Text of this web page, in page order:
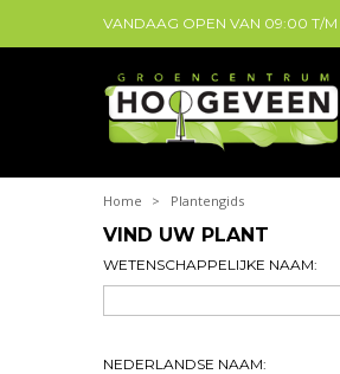
Home > Plantengids
VANDAAG OPEN VAN 09:00 T/M
VIND UW PLANT
WETENSCHAPPELIJKE NAAM:
NEDERLANDSE NAAM: